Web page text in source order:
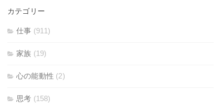
カテゴリー
仕事 (911)
家族 (19)
心の能動性 (2)
思考 (158)